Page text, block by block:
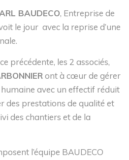
BAUDECO, Entreprise de
le jour avec la reprise d’une
précédente, les 2 associés,
ont à cœur de gérer
avec un effectif réduit
des prestations de qualité et
des chantiers et de la
l’équipe BAUDECO